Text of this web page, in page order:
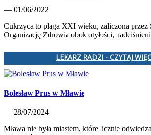
— 01/06/2022
Cukrzyca to plaga XXI wieku, zaliczona przez
Organizację Zdrowia obok otyłości,
LEKARZ RADZI - CZYTAJ
Bolesław Prus w Mławie
— 28/07/2024
Mława nie była miastem, które licznie